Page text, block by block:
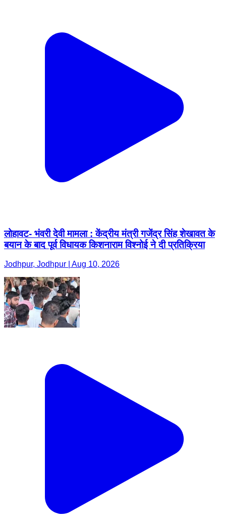
लोहावट- भंवरी देवी मामला : केंद्रीय मंत्री गजेंद्र सिंह शेखावत के
बयान के बाद पूर्व विधायक किशनाराम विश्नोई ने दी प्रतिक्रिया
Jodhpur, Jodhpur | Aug 10, 2026